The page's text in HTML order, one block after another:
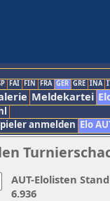
FAI FIN FRA GER GRE INA
Meldekartei
anmelden Elo
AUT-Elolisten
6.936